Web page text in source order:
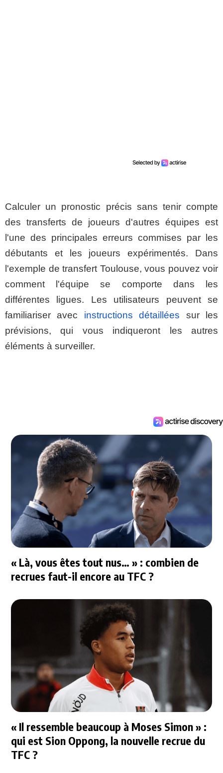
Calculer un pronostic précis sans tenir compte
des transferts de joueurs d'autres équipes est
l'une des principales erreurs commises par les
débutants et les joueurs expérimentés. Dans
l'exemple de transfert Toulouse, vous pouvez voir
comment l'équipe se comporte dans les
différentes ligues. Les utilisateurs peuvent se
familiariser avec instructions détaillées sur les
prévisions, qui vous indiqueront les autres
éléments à surveiller.
« Là, vous êtes tout nus… » : combien de
recrues faut-il encore au TFC ?
« Il ressemble beaucoup à Moses Simon » :
qui est Sion Oppong, la nouvelle recrue du
TFC ?